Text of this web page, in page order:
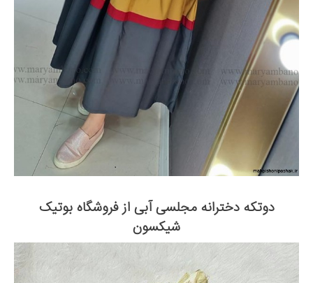
دوتکه دخترانه مجلسی آبی از فروشگاه بوتیک
شیکسون